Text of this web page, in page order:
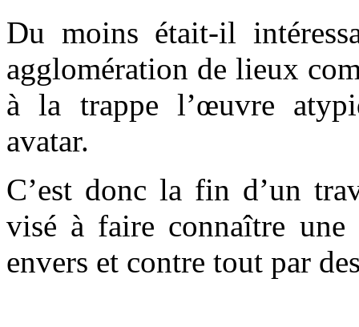
Du moins était-il
agglomération de lieux
à la trappe l’œuvre
avatar.
C’est donc la fin d’un
visé à faire connaître une
envers et contre tout par